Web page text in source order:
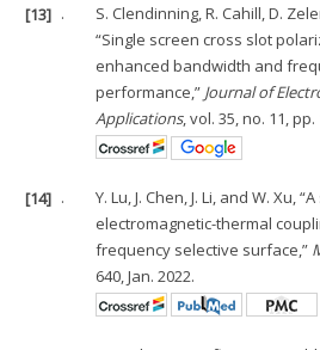
[13] .
S. Clendinning, R. Cahill, D.
“Single screen cross slot
enhanced bandwidth and
performance,” Journal of
Applications, vol. 35, no. 11,
[14] .
Y. Lu, J. Chen, J. Li, and W. Xu,
electromagnetic-thermal
frequency selective surface,”
640, Jan. 2022.